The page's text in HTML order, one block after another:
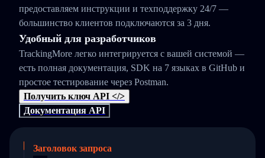
предоставляем инструкции и техподдержку 24/7 —
большинство клиентов подключаются за 3 дня.
Удобный для разработчиков
TrackingMore легко интегрируется с вашей системой —
есть полная документация, SDK на 7 языках в GitHub и
простое тестирование через Postman.
Получить ключ API </>
Документация API
Заголовок запроса